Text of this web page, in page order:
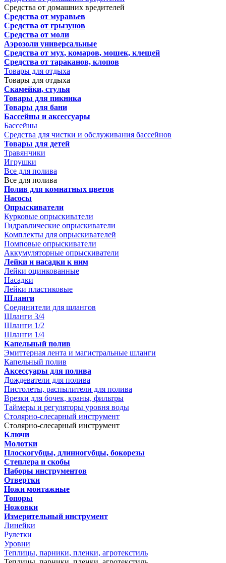
Средства от домашних вредителей
Средства от муравьев
Средства от грызунов
Средства от моли
Аэрозоли универсальные
Средства от мух, комаров, мошек, клещей
Средства от тараканов, клопов
Товары для отдыха
Товары для отдыха
Скамейки, стулья
Товары для пикника
Товары для бани
Бассейны и аксессуары
Бассейны
Средства для чистки и обслуживания бассейнов
Товары для детей
Травянчики
Игрушки
Все для полива
Все для полива
Полив для комнатных цветов
Насосы
Опрыскиватели
Курковые опрыскиватели
Гидравлические опрыскиватели
Комплекты для опрыскивателей
Помповые опрыскиватели
Аккумуляторные опрыскиватели
Лейки и насадки к ним
Лейки оцинкованные
Насадки
Лейки пластиковые
Шланги
Соединители для шлангов
Шланги 3/4
Шланги 1/2
Шланги 1/4
Капельный полив
Эмиттерная лента и магистральные шланги
Капельный полив
Аксессуары для полива
Дождеватели для полива
Пистолеты, распылители для полива
Врезки для бочек, краны, фильтры
Таймеры и регуляторы уровня воды
Столярно-слесарный инструмент
Столярно-слесарный инструмент
Ключи
Молотки
Плоскогубцы, длинногубцы, бокорезы
Степлера и скобы
Наборы инструментов
Отвертки
Ножи монтажные
Топоры
Ножовки
Измерительный инструмент
Линейки
Рулетки
Уровни
Теплицы, парники, пленки, агротекстиль